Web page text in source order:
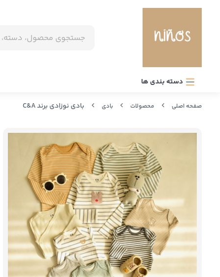
دسته بندی ها
صفحه اصلی محصولات بادی بادی نوزادی برند C&A